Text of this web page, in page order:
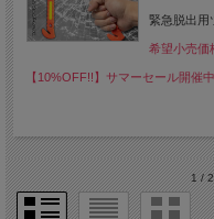
緊急脱出用
希望小売価
【10%OFF!!】サマーセール開催
1 /